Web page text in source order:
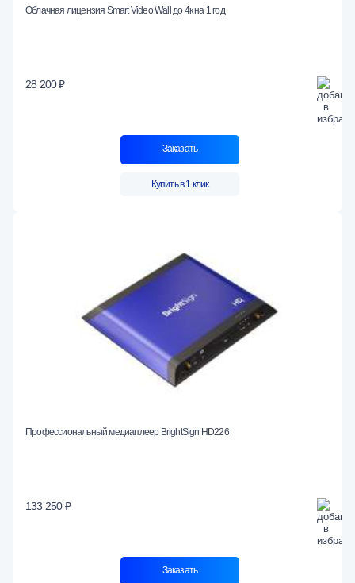
Облачная лицензия Smart Video Wall до 4к на 1 год
28 200 ₽
Заказать
Купить в 1 клик
Профессиональный медиаплеер BrightSign HD226
133 250 ₽
Заказать